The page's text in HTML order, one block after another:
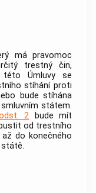
má pravomoc
trestný čin,
Úmluvy se
stíhání proti
bude stíhána
státem.
2 bude mít
od trestního
do konečného